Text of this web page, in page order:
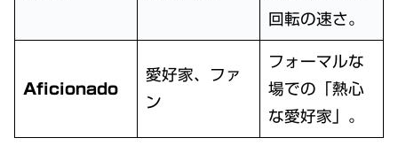
回転の速さ。
Aficionado
愛好家、ファ
ン
フォーマルな
場での「熱心
な愛好家」。